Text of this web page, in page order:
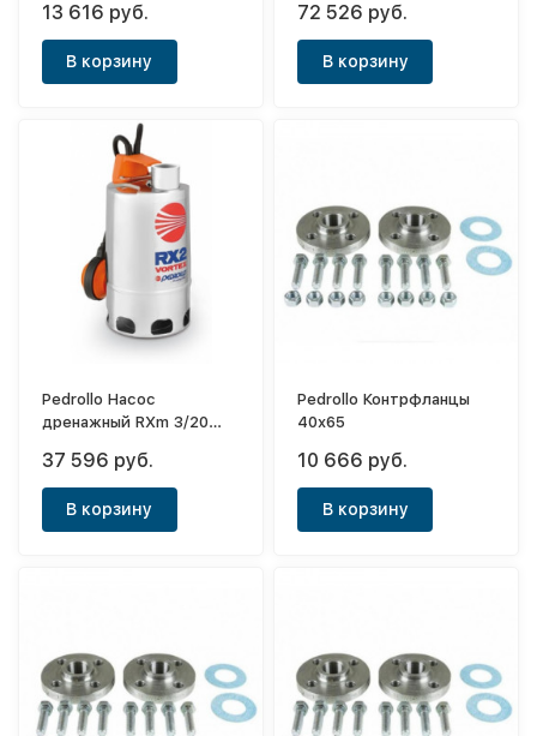
МН-300А
13 616 руб.
В корзину
72 526 руб.
В корзину
Pedrollo Насос
дренажный RXm 3/20
37 596 руб.
В корзину
Pedrollo Контрфланцы
40x65
10 666 руб.
В корзину